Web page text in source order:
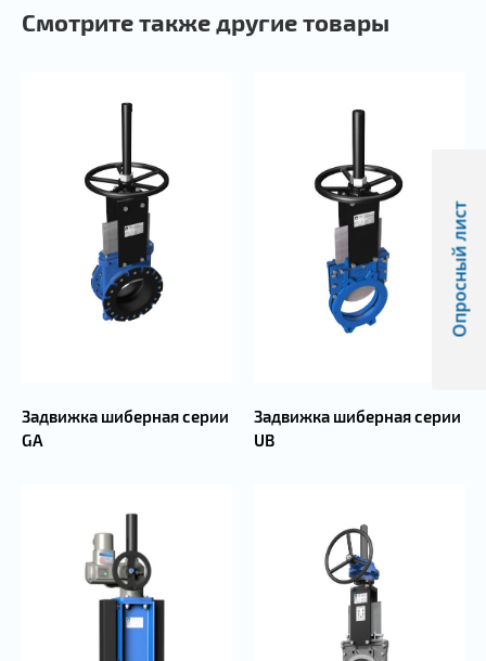
Смотрите также другие товары
Задвижка шиберная серии
GA
Задвижка шиберная серии
UB
Опросный лист